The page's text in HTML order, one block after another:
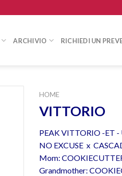
ARCHIVIO RICHIEDI UN
HOME
VITTORIO
PEAK VITTORIO -ET
NO EXCUSE x
Mom:
Grandmother: